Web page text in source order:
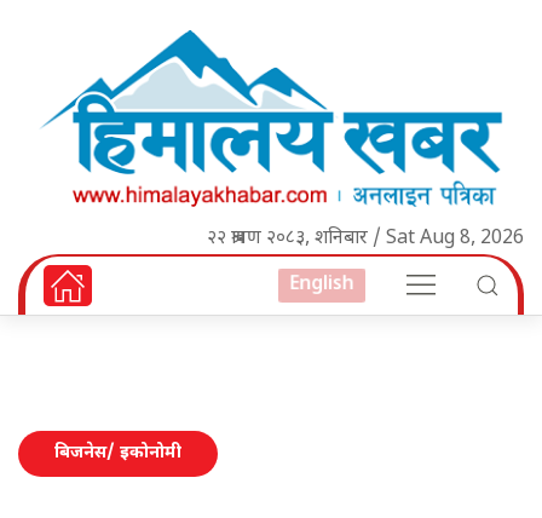
२२ श्रावण २०८३, शनिबार / Sat Aug 8, 2026
English
बिजनेस/ इकोनोमी